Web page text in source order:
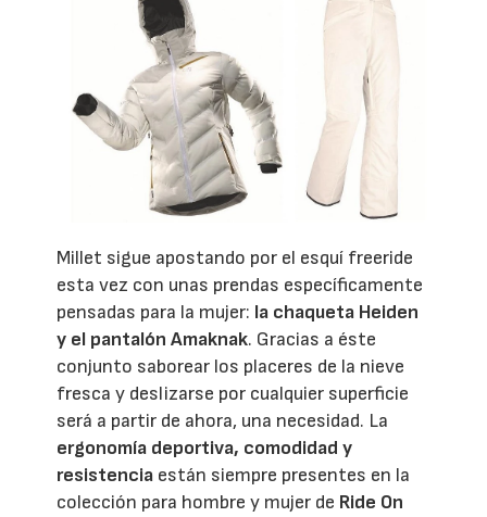
Millet sigue apostando por el esquí freeride
esta vez con unas prendas específicamente
pensadas para la mujer: la chaqueta Heiden
y el pantalón Amaknak. Gracias a éste
conjunto saborear los placeres de la nieve
fresca y deslizarse por cualquier superficie
será a partir de ahora, una necesidad. La
ergonomía deportiva, comodidad y
resistencia están siempre presentes en la
colección para hombre y mujer de Ride On